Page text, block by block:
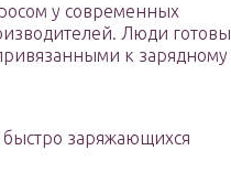
у современных
Люди готовы
к зарядному
заряжающихся